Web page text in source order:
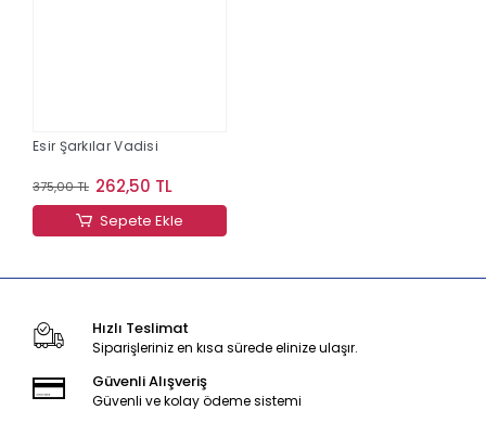
Esir Şarkılar Vadisi
375,00 TL 262,50 TL
Sepete Ekle
Hızlı Teslimat
Siparişleriniz en kısa sürede elinize ulaşır.
Güvenli Alışveriş
Güvenli ve kolay ödeme sistemi